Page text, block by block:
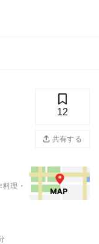
12
共有する
理・